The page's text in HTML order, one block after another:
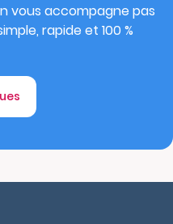
vous accompagne pas
rapide et 100 %